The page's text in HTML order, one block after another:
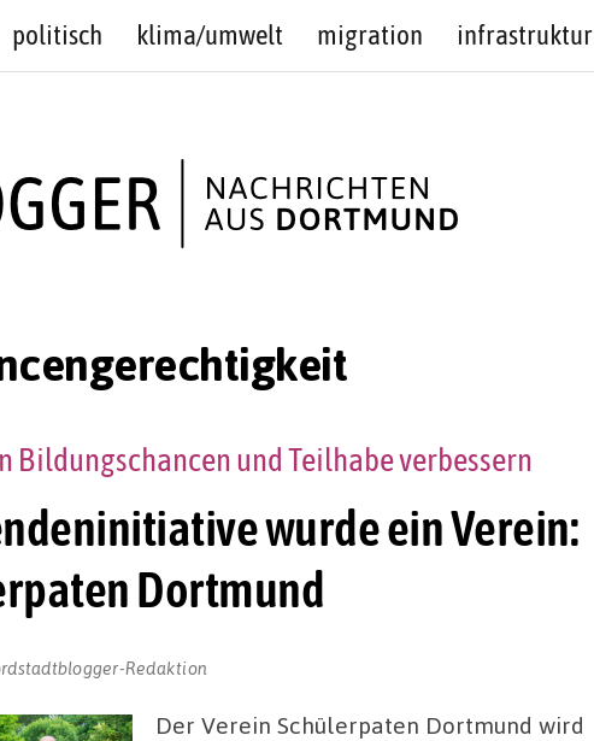
politisch klima/umwelt migration infrastruktur
wurde ein Verein:
Dortmund
Bildungschancen und Teilhabe verbessern
Redaktion
Der Verein Schülerpaten Dortmund wird